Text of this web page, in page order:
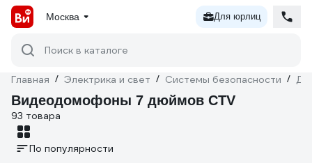
Москва Для юрлиц
Поиск в каталоге
Главная / Электрика и свет / Системы безопасности /
Видеодомофоны 7 дюймов CTV
93 товара
По популярности